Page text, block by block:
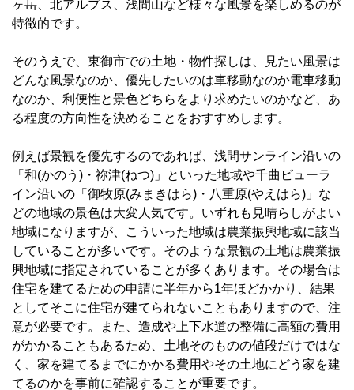
ヶ岳、北アルプス、浅間山など様々な風景を楽しめるのが
特徴的です。
そのうえで、東御市での土地・物件探しは、見たい風景は
どんな風景なのか、優先したいのは車移動なのか電車移動
なのか、利便性と景色どちらをより求めたいのかなど、あ
る程度の方向性を決めることをおすすめします。
例えば景観を優先するのであれば、浅間サンライン沿いの
「和(かのう)・祢津(ねつ)」といった地域や千曲ビューラ
イン沿いの「御牧原(みまきはら)・八重原(やえはら)」な
どの地域の景色は大変人気です。いずれも見晴らしがよい
地域になりますが、こういった地域は農業振興地域に該当
していることが多いです。そのような景観の土地は農業振
興地域に指定されていることが多くあります。その場合は
住宅を建てるための申請に半年から1年ほどかかり、結果
としてそこに住宅が建てられないこともありますので、注
意が必要です。また、造成や上下水道の整備に高額の費用
がかかることもあるため、土地そのものの値段だけではな
く、家を建てるまでにかかる費用やその土地にどう家を建
てるのかを事前に確認することが重要です。